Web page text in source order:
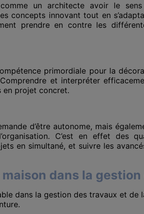
un architecte avoir le
concepts innovant tout en
prendre en contre les
primordiale pour la
et interpréter
en projet concret.
d’être autonome, mais
C’est en effet des
en simultané, et suivre les
dans la
dans la gestion des travaux et